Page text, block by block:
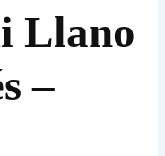
Llano
–